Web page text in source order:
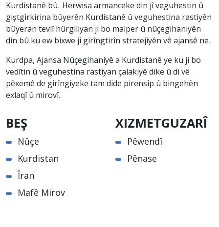
Kurdistanê bû. Herwisa armanceke din jî veguhestin û
giştgirkirina bûyerên Kurdistanê û veguhestina rastiyên
bûyeran tevlî hûrgiliyan ji bo malper û nûçegihaniyên
din bû ku ew bixwe ji girîngtirîn stratejiyên vê ajansê ne.
Kurdpa, Ajansa Nûçegihaniyê a Kurdistanê ye ku ji bo
vedîtin û veguhestina rastiyan çalakiyê dike û di vê
pêxemê de girîngiyeke tam dide pirensîp û bingehên
exlaqî û mirovî.
BEŞ
Nûçe
Kurdistan
Îran
Mafê Mirov
XIZMETGUZARÎ
Pêwendî
Pênase